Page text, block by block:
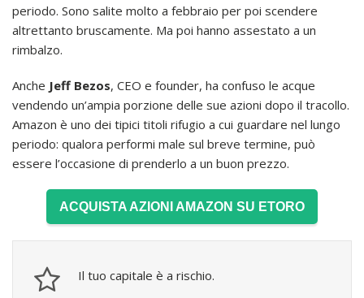
periodo. Sono salite molto a febbraio per poi scendere
altrettanto bruscamente. Ma poi hanno assestato a un
rimbalzo.
Anche Jeff Bezos, CEO e founder, ha confuso le acque
vendendo un’ampia porzione delle sue azioni dopo il tracollo.
Amazon è uno dei tipici titoli rifugio a cui guardare nel lungo
periodo: qualora performi male sul breve termine, può
essere l’occasione di prenderlo a un buon prezzo.
ACQUISTA AZIONI AMAZON SU ETORO
Il tuo capitale è a rischio.